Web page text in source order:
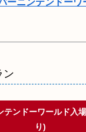
ン
ンドーワールド入
り)